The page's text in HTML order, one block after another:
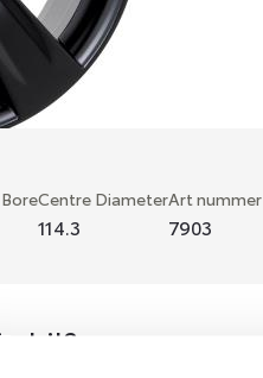
Centre Diameter
114.3
Art nummer
7903
bil?